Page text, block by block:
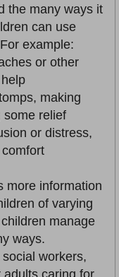
the many ways it
can use
example:
or other
making
some relief
or distress,
more information
of varying
manage
ways.
workers,